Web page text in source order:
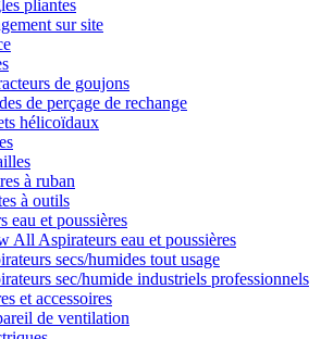
pliantes
sur site
de goujons
de perçage de rechange
hélicoïdaux
à ruban
à outils
eau et poussières
All Aspirateurs eau et poussières
secs/humides tout usage
sec/humide industriels professionnels
et accessoires
de ventilation